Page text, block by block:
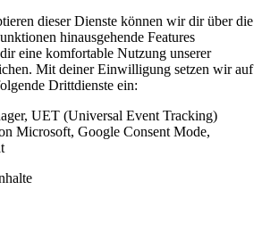
dieser Dienste können wir dir über die
hinausgehende Features
eine komfortable Nutzung unserer
Mit deiner Einwilligung setzen wir auf
Drittdienste ein:
UET (Universal Event Tracking)
Microsoft, Google Consent Mode,